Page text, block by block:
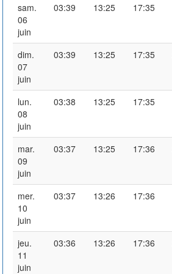
sam.
06
juin
03:39 13:25 17:35
dim.
07
juin
03:39 13:25 17:35
lun.
08
juin
03:38 13:25 17:35
mar.
09
juin
03:37 13:25 17:36
mer.
10
juin
03:37 13:26 17:36
jeu.
11
juin
03:36 13:26 17:36